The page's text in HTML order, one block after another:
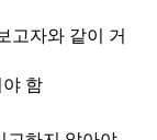
고자와 같이 거
함